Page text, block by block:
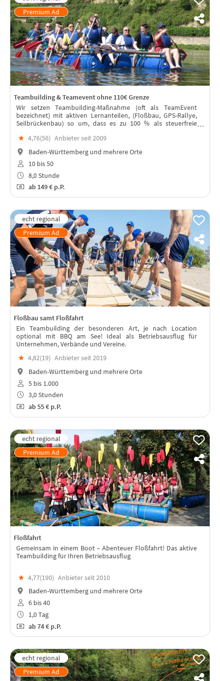
Teambuilding & Teamevent ohne 110€ Grenze
Wir setzen Teambuilding-Maßnahme (oft als TeamEvent
bezeichnet) mit aktiven Lernanteilen, (Floßbau, GPS-Rallye,
Seilbrückenbau) so um, dass es zu 100 % als steuerfreie
Betriebsveranstaltung zählt.
★ 4,76(56) Anbieter seit 2009
Baden-Württemberg und mehrere Orte
10 bis 50
8,0 Stunde
ab149 € p.P.
Floßbau samt Floßfahrt
Ein Teambuilding der besonderen Art, je nach Location
optional mit BBQ am See! Ideal als Betriebsausflug für
Unternehmen, Verbände und Vereine.
★ 4,82(19) Anbieter seit 2019
Baden-Württemberg und mehrere Orte
5 bis 1.000
3,0 Stunden
ab55 € p.P.
Floßfahrt
Gemeinsam in einem Boot – Abenteuer Floßfahrt! Das aktive
Teambuilding für Ihren Betriebsausflug
★ 4,77(190) Anbieter seit 2010
Baden-Württemberg und mehrere Orte
6 bis 40
1,0 Tag
ab74 € p.P.